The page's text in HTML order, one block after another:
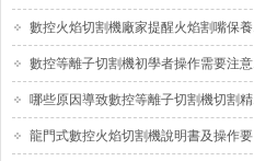
數控火焰切割機廠家提醒火焰割嘴保養
數控等離子切割機初學者操作需要注意
哪些原因導致數控等離子切割機切割精
龍門式數控火焰切割機說明書及操作要